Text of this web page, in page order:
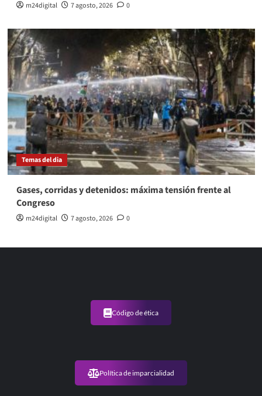
m24digital 7 agosto, 2026 0
Temas del dia
Gases, corridas y detenidos: máxima tensión frente al
Congreso
m24digital 7 agosto, 2026 0
Código de ética
Política de imparcialidad